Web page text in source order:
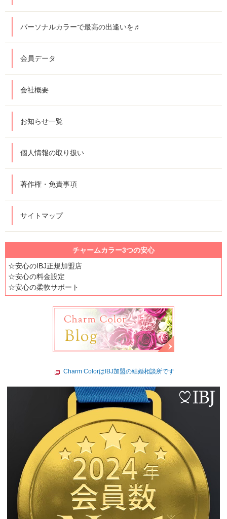
パーソナルカラーで最高の出逢いを♬
会員データ
会社概要
お知らせ一覧
個人情報の取り扱い
著作権・免責事項
サイトマップ
チャームカラー3つの安心
☆安心のIBJ正規加盟店
☆安心の料金設定
☆安心の柔軟サポート
Charm ColorはIBJ加盟の結婚相談所です